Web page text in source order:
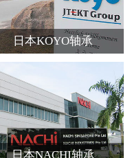
日本KOYO轴承
日本NACHI轴承